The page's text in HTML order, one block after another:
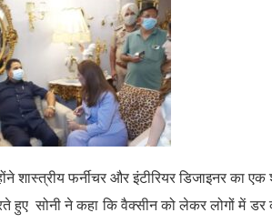
शास्त्रीय फर्नीचर और इंटीरियर डिजाइनर का
हुए सोनी ने कहा कि वैक्सीन को लेकर लोगों में